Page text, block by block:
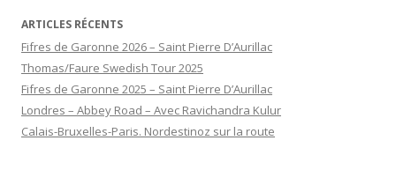
ARTICLES RÉCENTS
Fifres de Garonne 2026 – Saint Pierre D’Aurillac
Thomas/Faure Swedish Tour 2025
Fifres de Garonne 2025 – Saint Pierre D’Aurillac
Londres – Abbey Road – Avec Ravichandra Kulur
Calais-Bruxelles-Paris. Nordestinoz sur la route